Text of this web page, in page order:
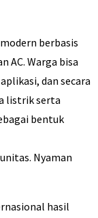
berbasis
AC. Warga bisa
dan secara
listrik serta
bentuk
Nyaman
hasil